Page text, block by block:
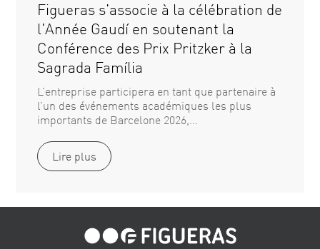
Figueras s'associe à la célébration de
l'Année Gaudí en soutenant la
Conférence des Prix Pritzker à la
Sagrada Família
L’entreprise participera en tant que partenaire à
l’un des événements académiques les plus
importants de Barcelone 2026,...
Lire plus